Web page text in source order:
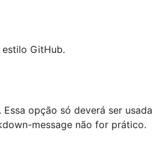
GitHub.
opção só deverá ser usada
message não for prático.